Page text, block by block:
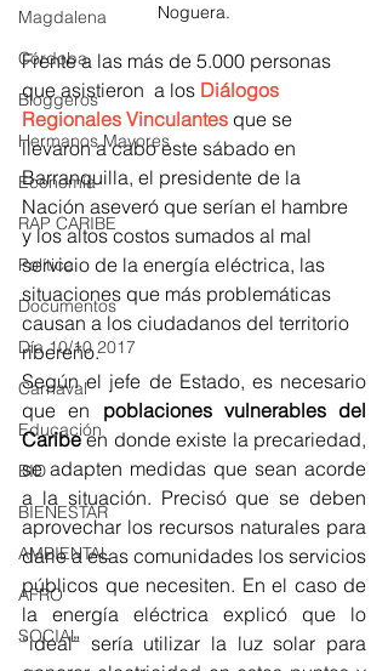
Magdalena
Córdoba
Bloggeros
Hermanos Mayores
Economía
RAP CARIBE
Política
Documentos
Día 10/10 2017
Carnaval
Educación
BID
BIENESTAR
AMBIENTAL
AFRO
SOCIAL
Noguera.
Frente a las más de 5.000 personas
que asistieron  a los Diálogos
Regionales Vinculantes que se
llevaron a cabo este sábado en
Barranquilla, el presidente de la
Nación aseveró que serían el hambre
y los altos costos sumados al mal
servicio de la energía eléctrica, las
situaciones que más problemáticas
causan a los ciudadanos del territorio
ribereño.
Según el jefe de Estado, es necesario
que en poblaciones vulnerables del
Caribe en donde existe la precariedad,
se adapten medidas que sean acorde
a la situación. Precisó que se deben
aprovechar los recursos naturales para
darle a esas comunidades los servicios
públicos que necesiten. En el caso de
la energía eléctrica explicó que lo
“ideal” sería utilizar la luz solar para